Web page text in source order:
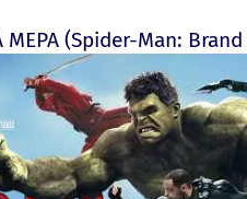
ΜΕΡΑ (Spider-Man: